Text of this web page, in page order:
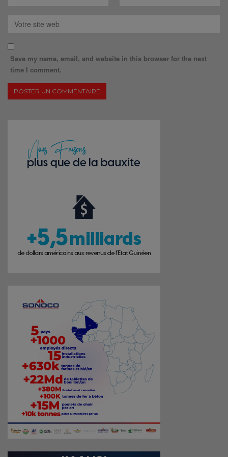
Save my name, email, and website in this browser for the next
time I comment.